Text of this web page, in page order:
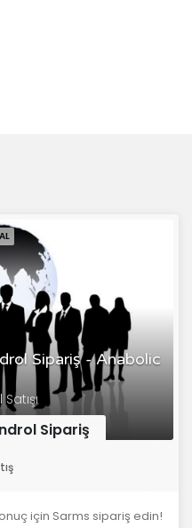
Sipariş - Anabolic
Sipariş
için Sarms sipariş edin!